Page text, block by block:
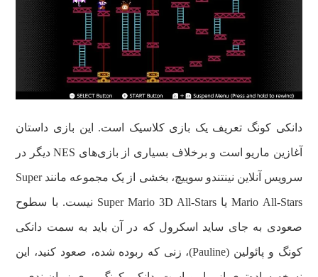
دانکی کونگ تعریف یک بازی کلاسیک است. این بازی داستان
آغازین ماریو است و برخلاف بسیاری از بازی‌های NES دیگر در
سرویس آنلاین نینتندو سوییچ، بخشی از یک مجموعه مانند Super
Mario All-Stars یا Super Mario 3D All-Stars نیست. با سطوح
صعودی به جای ساید اسکرول که در آن باید به سمت دانکی
کونگ و پائولین (Pauline)، زنی که ربوده شده، صعود کنید، این